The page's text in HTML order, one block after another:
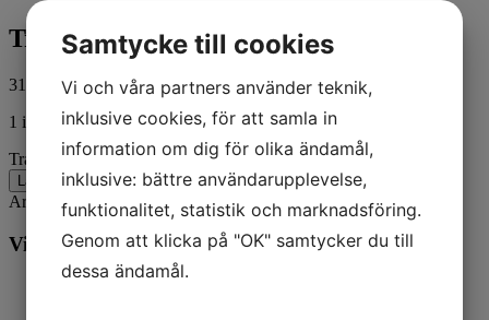
Transmission drive belt 400 i twin*
315,00 kr ink. moms
1 i lager
Transmission drive belt 400 i twin* mängd
Lägg till i varukorg
Artikelnr: K158689701 Kategorier: Aixam Mopedbil
Vill du veta mer? Ring oss:
Samtycke till cookies
Vi och våra partners använder teknik,
inklusive cookies, för att samla in
information om dig för olika ändamål,
inklusive: bättre användarupplevelse,
funktionalitet, statistik och marknadsföring.
Genom att klicka på "OK" samtycker du till
dessa ändamål.